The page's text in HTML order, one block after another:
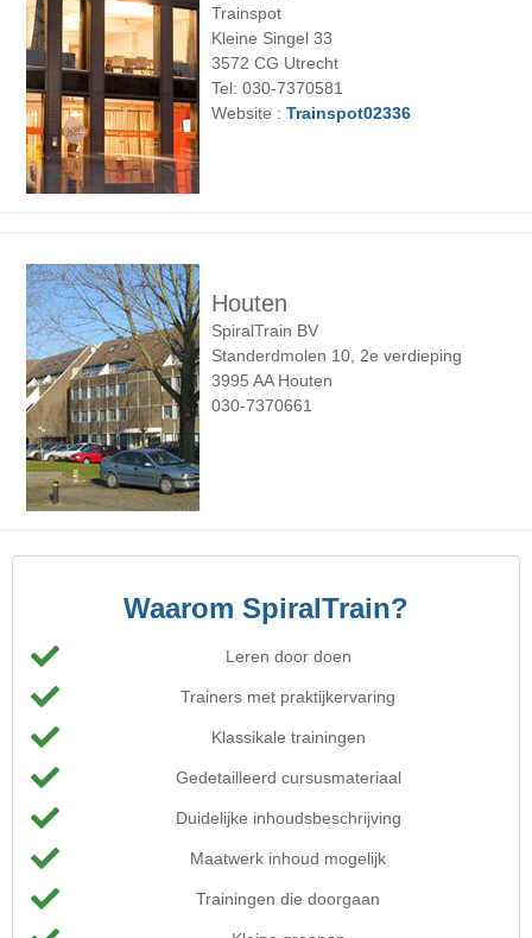
Waarom SpiralTrain?
Leren door doen
Trainers met praktijkervaring
Klassikale trainingen
Gedetailleerd cursusmateriaal
Duidelijke inhoudsbeschrijving
Maatwerk inhoud mogelijk
Trainingen die doorgaan
Trainspot
Kleine Singel 33
3572 CG Utrecht
Tel: 030-7370581
Website : Trainspot02336
Houten
SpiralTrain BV
Standerdmolen 10, 2e verdieping
3995 AA Houten
030-7370661